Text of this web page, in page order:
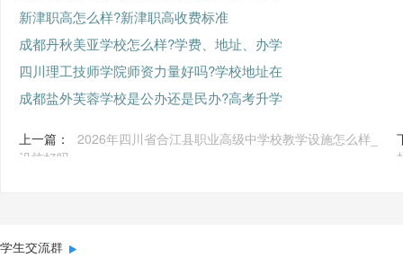
新津职高怎么样?新津职高收费标准
成都丹秋美亚学校怎么样?学费、地址、办学
四川理工技师学院师资力量好吗?学校地址在
成都盐外芙蓉学校是公办还是民办?高考升学
上一篇：
2026年四川省合江县职业高级中学校教学设施怎么样_
设施好吗
学生交流群